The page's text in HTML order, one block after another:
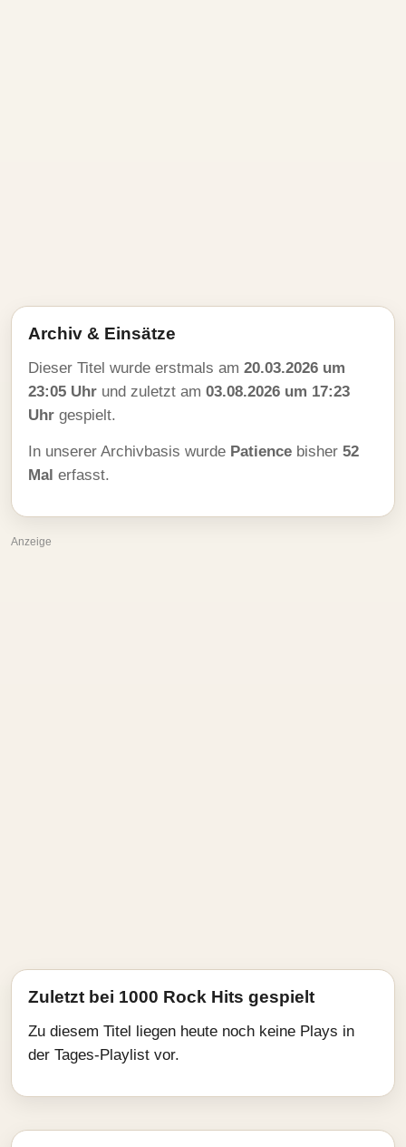
Archiv & Einsätze
Dieser Titel wurde erstmals am 20.03.2026 um
23:05 Uhr und zuletzt am 03.08.2026 um 17:23
Uhr gespielt.
In unserer Archivbasis wurde Patience bisher 52
Mal erfasst.
Anzeige
Zuletzt bei 1000 Rock Hits gespielt
Zu diesem Titel liegen heute noch keine Plays in
der Tages-Playlist vor.